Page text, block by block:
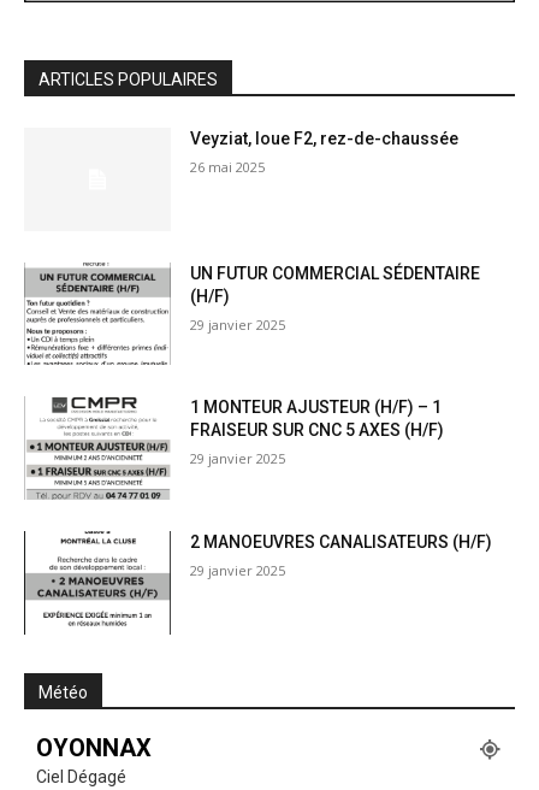
ARTICLES POPULAIRES
Veyziat, loue F2, rez-de-chaussée
26 mai 2025
UN FUTUR COMMERCIAL SÉDENTAIRE
(H/F)
29 janvier 2025
1 MONTEUR AJUSTEUR (H/F) – 1
FRAISEUR SUR CNC 5 AXES (H/F)
29 janvier 2025
2 MANOEUVRES CANALISATEURS (H/F)
29 janvier 2025
Météo
OYONNAX
Ciel Dégagé